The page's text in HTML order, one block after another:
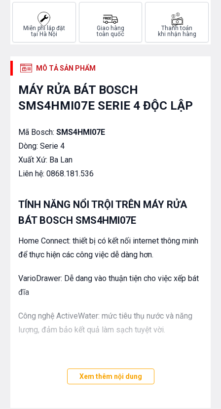
Miễn phí lắp đặt
tại Hà Nội
Giao hàng
toàn quốc
Thanh toán
khi nhận hàng
MÔ TẢ SẢN PHẨM
MÁY RỬA BÁT BOSCH
SMS4HMI07E SERIE 4 ĐỘC LẬP
Mã Bosch: SMS4HMI07E
Dòng: Serie 4
Xuất Xứ: Ba Lan
Liên hệ: 0868.181.536
TÍNH NĂNG NỔI TRỘI TRÊN MÁY RỬA
BÁT BOSCH SMS4HMI07E
Home Connect: thiết bị có kết nối internet thông minh
để thực hiện các công việc dễ dàng hơn.
VarioDrawer: Dễ dang vào thuận tiện cho việc xếp bát
đĩa
Công nghệ ActiveWater: mức tiêu thụ nước và năng
lượng, đảm bảo kết quả làm sạch tuyệt vời.
THÔNG SỐ KỸ THUẬT CỦAMÁY RỬA
Xem thêm nội dung